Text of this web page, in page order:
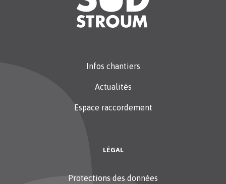
Infos chantiers
Actualités
Espace raccordement
LÉGAL
Protections des données